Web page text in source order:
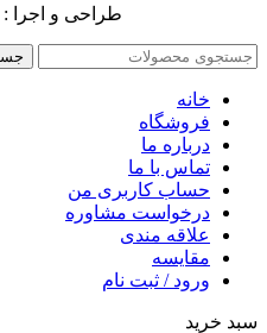
طراحی و اجرا :
خانه
فروشگاه
درباره ما
تماس با ما
حساب کاربری من
درخواست مشاوره
علاقه مندی
مقايسه
ورود / ثبت نام
سبد خرید